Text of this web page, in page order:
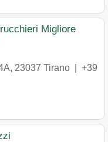
Migliore
, 23037 Tirano
+39